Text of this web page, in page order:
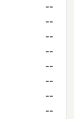
--
--
--
--
--
--
--
--